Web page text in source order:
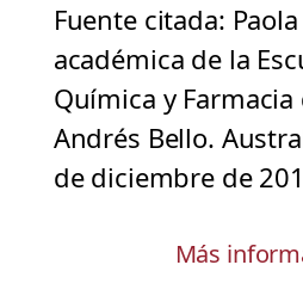
Fuente citada: Paola
académica de la
Química y Farmacia
Andrés Bello.
de diciembre de
Más